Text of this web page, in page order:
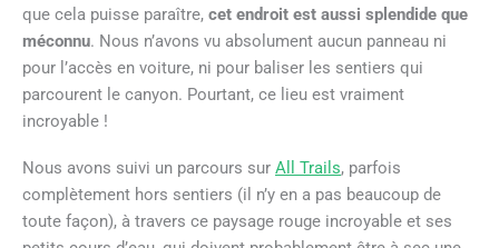
que cela puisse paraître, cet endroit est aussi splendide que
méconnu. Nous n’avons vu absolument aucun panneau ni
pour l’accès en voiture, ni pour baliser les sentiers qui
parcourent le canyon. Pourtant, ce lieu est vraiment
incroyable !
Nous avons suivi un parcours sur All Trails, parfois
complètement hors sentiers (il n’y en a pas beaucoup de
toute façon), à travers ce paysage rouge incroyable et ses